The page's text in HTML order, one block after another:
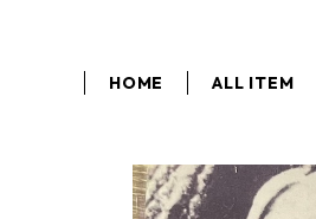
HOME ALL ITEM